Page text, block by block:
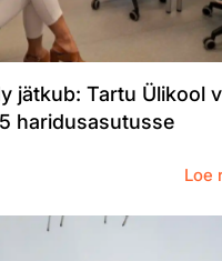
jätkub: Tartu Ülikool
haridusasutusse
Loe